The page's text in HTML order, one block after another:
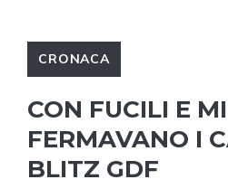
CRONACA
CON FUCILI E
FERMAVANO I
BLITZ GDF